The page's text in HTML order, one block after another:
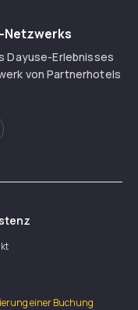
Netzwerks
Dayuse-Erlebnisses
von Partnerhotels
einer Buchung